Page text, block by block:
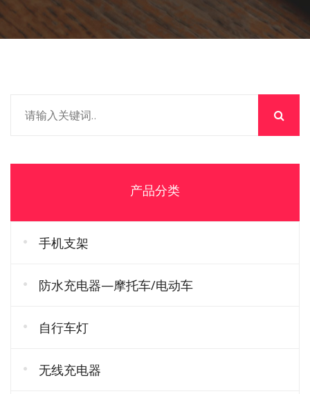
产品分类
手机支架
防水充电器—摩托车/电动车
自行车灯
无线充电器